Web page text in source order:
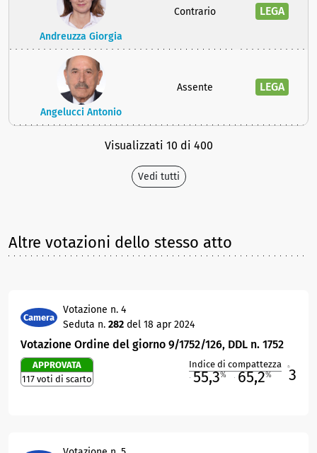
Andreuzza Giorgia
Contrario LEGA
Angelucci Antonio
Assente LEGA
Visualizzati 10 di 400
Vedi tutti
Altre votazioni dello stesso atto
Camera
Votazione n. 4
Seduta n. 282 del 18 apr 2024
Votazione Ordine del giorno 9/1752/126, DDL n. 1752
APPROVATA
117 voti di scarto
Indice di compattezza
55,3% 65,2% 3